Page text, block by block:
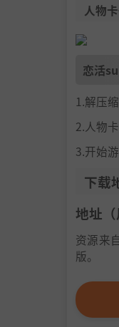
人物
恋活
1.解压缩
2.人物
3.开始游
下载
地址
资源来
版。